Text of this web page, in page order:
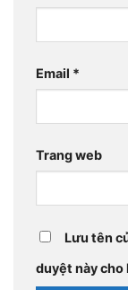
Email *
Trang web
Lưu tên
duyệt này cho